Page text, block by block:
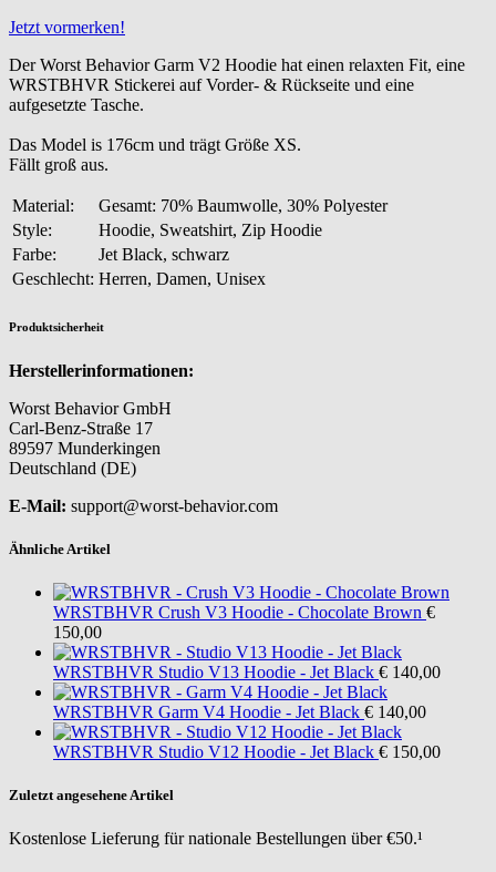
Jetzt vormerken!
Der Worst Behavior Garm V2 Hoodie hat einen relaxten Fit, eine
WRSTBHVR Stickerei auf Vorder- & Rückseite und eine
aufgesetzte Tasche.
Das Model is 176cm und trägt Größe XS.
Fällt groß aus.
Material:
Gesamt: 70% Baumwolle, 30% Polyester
Style:
Hoodie, Sweatshirt, Zip Hoodie
Farbe:
Jet Black, schwarz
Geschlecht: Herren, Damen, Unisex
Produktsicherheit
Herstellerinformationen:
Worst Behavior GmbH
Carl-Benz-Straße 17
89597 Munderkingen
Deutschland (DE)
E-Mail: support@worst-behavior.com
Ähnliche Artikel
WRSTBHVR Crush V3 Hoodie - Chocolate Brown €
150,00
WRSTBHVR Studio V13 Hoodie - Jet Black € 140,00
WRSTBHVR Garm V4 Hoodie - Jet Black € 140,00
WRSTBHVR Studio V12 Hoodie - Jet Black € 150,00
Zuletzt angesehene Artikel
Kostenlose Lieferung für nationale Bestellungen über €50.¹